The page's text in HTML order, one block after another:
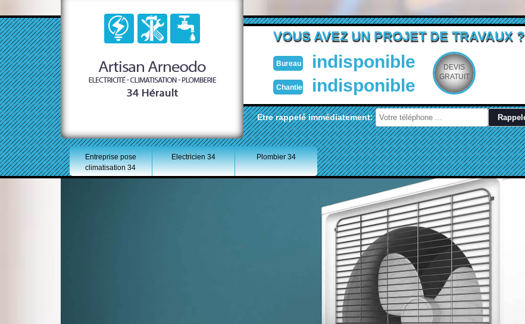
VOUS AVEZ UN PROJET DE TRAVAUX ?
Bureau indisponible
Chantier indisponible
DEVIS
GRATUIT
Etre rappelé immédiatement:
Entreprise pose
climatisation 34
Electricien 34 Plombier 34